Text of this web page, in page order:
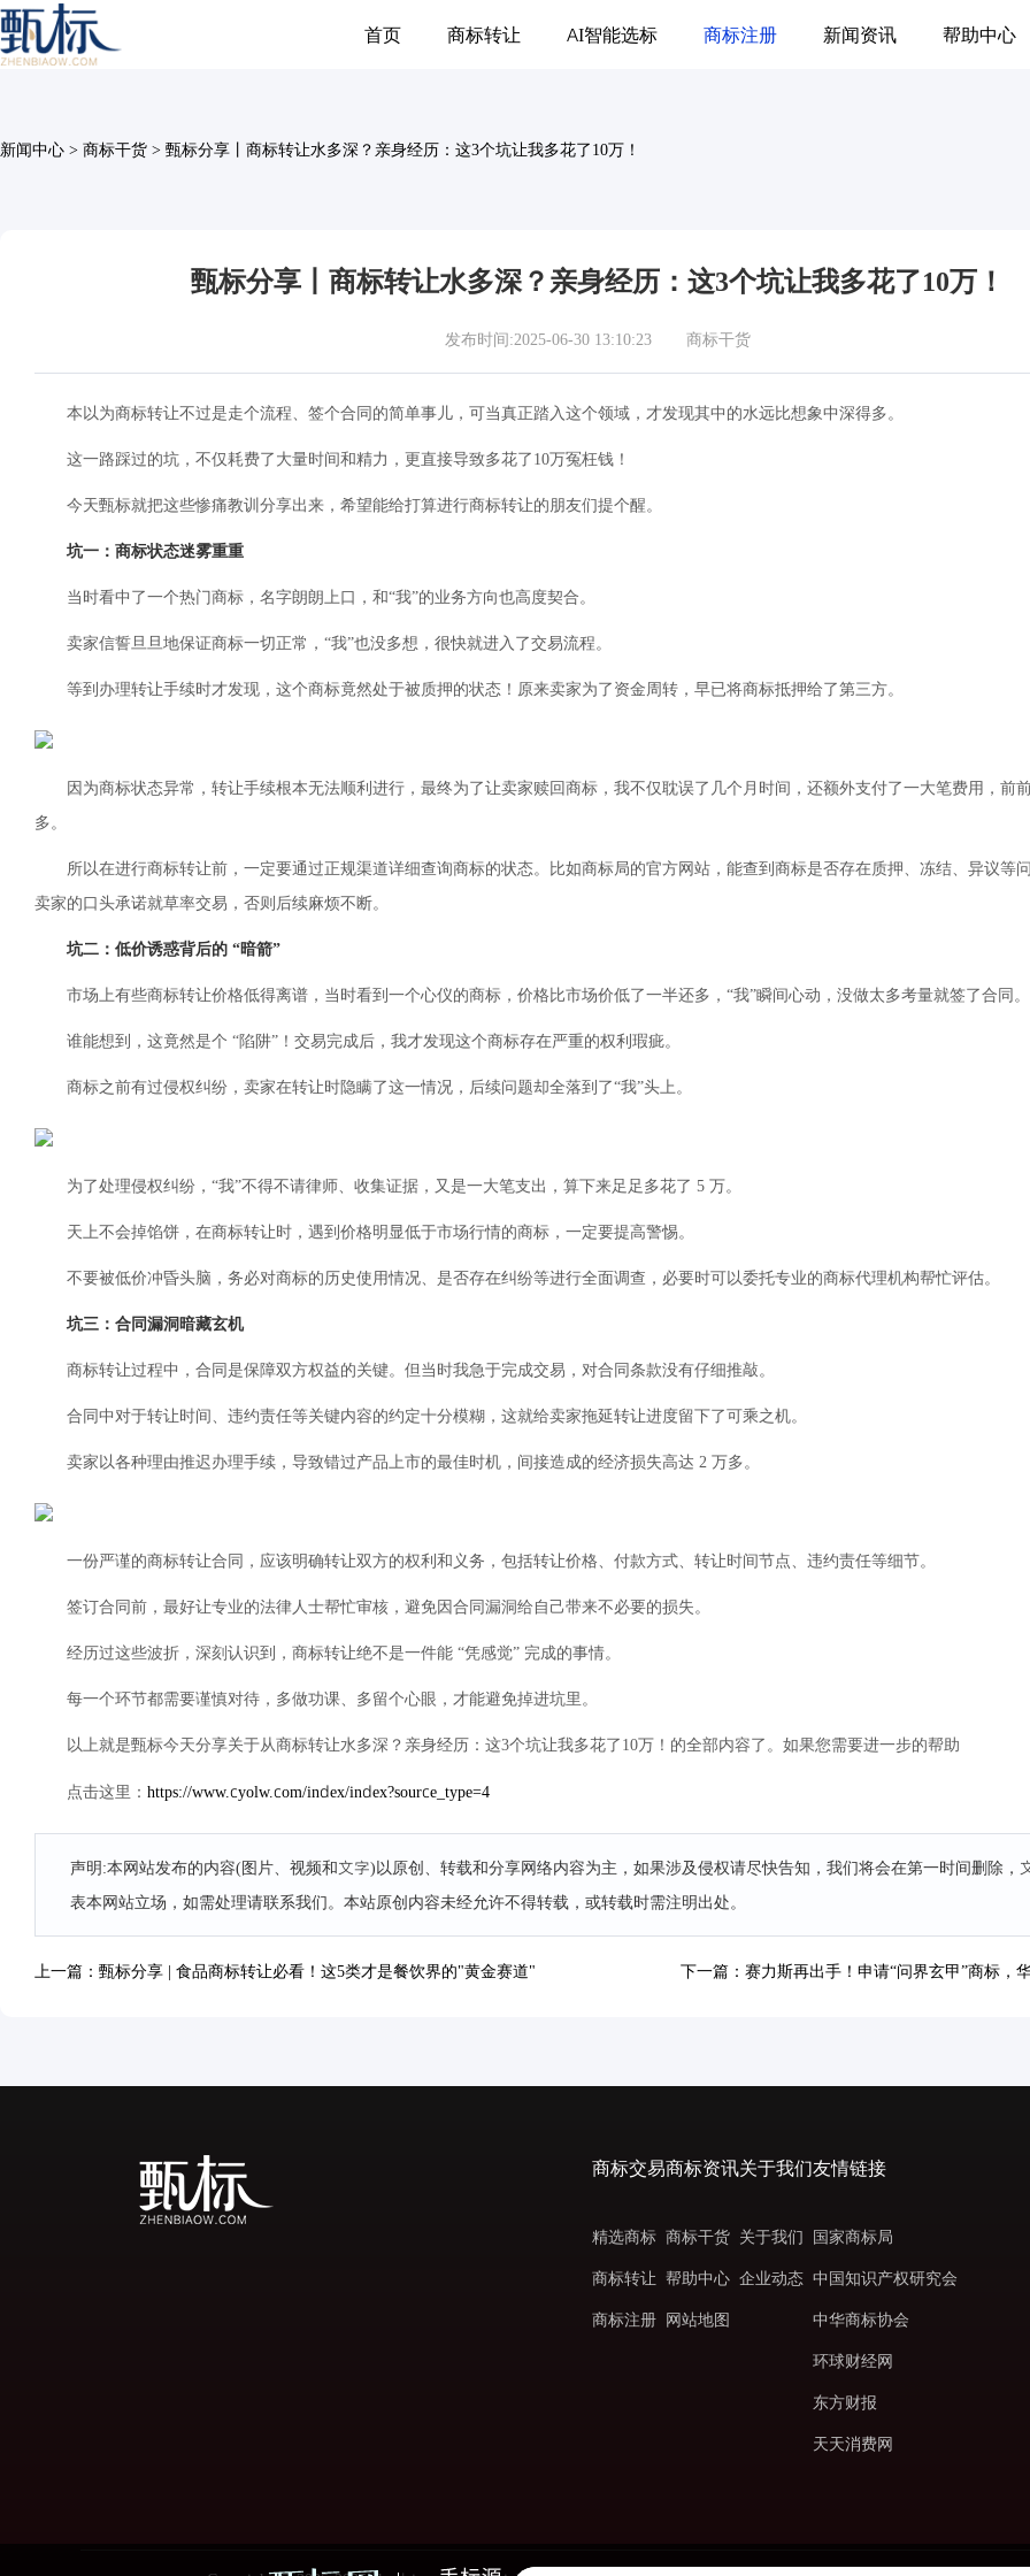
首页 商标转让 AI智能选标 商标注册 新闻资讯 帮助中心
新闻中心 > 商标干货 > 甄标分享丨商标转让水多深？亲身经历：这3个坑让我多花了10万！
甄标分享丨商标转让水多深？亲身经历：这3个坑让我多花了10万！
发布时间:2025-06-30 13:10:23 商标干货
本以为商标转让不过是走个流程、签个合同的简单事儿，可当真正踏入这个领域，才发现其中的水远比想象中深得多。
这一路踩过的坑，不仅耗费了大量时间和精力，更直接导致多花了10万冤枉钱！
今天甄标就把这些惨痛教训分享出来，希望能给打算进行商标转让的朋友们提个醒。
坑一：商标状态迷雾重重
当时看中了一个热门商标，名字朗朗上口，和“我”的业务方向也高度契合。
卖家信誓旦旦地保证商标一切正常，“我”也没多想，很快就进入了交易流程。
等到办理转让手续时才发现，这个商标竟然处于被质押的状态！原来卖家为了资金周转，早已将商标抵押给了第三方。
因为商标状态异常，转让手续根本无法顺利进行，最终为了让卖家赎回商标，我不仅耽误了几个月时间，还额外支付了一大笔费用，前
多。
所以在进行商标转让前，一定要通过正规渠道详细查询商标的状态。比如商标局的官方网站，能查到商标是否存在质押、冻结、异议等
卖家的口头承诺就草率交易，否则后续麻烦不断。
坑二：低价诱惑背后的 “暗箭”
市场上有些商标转让价格低得离谱，当时看到一个心仪的商标，价格比市场价低了一半还多，“我”瞬间心动，没做太多考量就签了合同。
谁能想到，这竟然是个 “陷阱”！交易完成后，我才发现这个商标存在严重的权利瑕疵。
商标之前有过侵权纠纷，卖家在转让时隐瞒了这一情况，后续问题却全落到了“我”头上。
为了处理侵权纠纷，“我”不得不请律师、收集证据，又是一大笔支出，算下来足足多花了 5 万。
天上不会掉馅饼，在商标转让时，遇到价格明显低于市场行情的商标，一定要提高警惕。
不要被低价冲昏头脑，务必对商标的历史使用情况、是否存在纠纷等进行全面调查，必要时可以委托专业的商标代理机构帮忙评估。
坑三：合同漏洞暗藏玄机
商标转让过程中，合同是保障双方权益的关键。但当时我急于完成交易，对合同条款没有仔细推敲。
合同中对于转让时间、违约责任等关键内容的约定十分模糊，这就给卖家拖延转让进度留下了可乘之机。
卖家以各种理由推迟办理手续，导致错过产品上市的最佳时机，间接造成的经济损失高达 2 万多。
一份严谨的商标转让合同，应该明确转让双方的权利和义务，包括转让价格、付款方式、转让时间节点、违约责任等细节。
签订合同前，最好让专业的法律人士帮忙审核，避免因合同漏洞给自己带来不必要的损失。
经历过这些波折，深刻认识到，商标转让绝不是一件能 “凭感觉” 完成的事情。
每一个环节都需要谨慎对待，多做功课、多留个心眼，才能避免掉进坑里。
以上就是甄标今天分享关于从商标转让水多深？亲身经历：这3个坑让我多花了10万！的全部内容了。如果您需要进一步的帮助
点击这里： https://www.cyolw.com/index/index?source_type=4
声明:本网站发布的内容(图片、视频和文字)以原创、转载和分享网络内容为主，如果涉及侵权请尽快告知，我们将会在第一时间删除，
表本网站立场，如需处理请联系我们。本站原创内容未经允许不得转载，或转载时需注明出处。
上一篇：甄标分享 | 食品商标转让必看！这5类才是餐饮界的"黄金赛道" 下一篇：赛力斯再出手！申请“问界玄甲”商标，
商标交易
精选商标
商标转让
商标注册
商标资讯
商标干货
帮助中心
网站地图
关于我们
关于我们
企业动态
友情链接
国家商标局
中国知识产权研究会
中华商标协会
环球财经网
东方财报
天天消费网